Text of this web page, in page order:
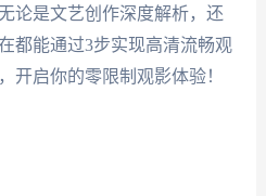
论是文艺创作深度解析，还
都能通过3步实现高清流畅观
开启你的零限制观影体验！